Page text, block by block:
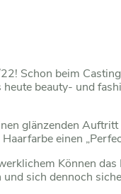
Schon beim
beauty- und
glänzenden
einen
Können
sich dennoch